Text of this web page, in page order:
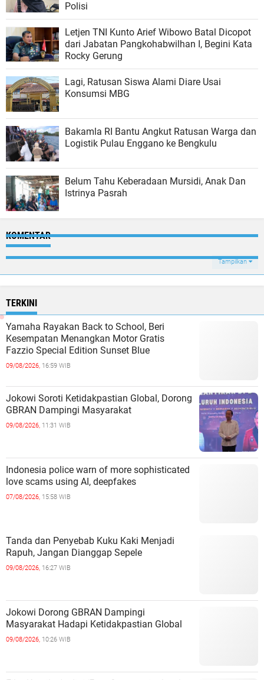
Polisi
Letjen TNI Kunto Arief Wibowo Batal Dicopot
dari Jabatan Pangkohabwilhan I, Begini Kata
Rocky Gerung
Lagi, Ratusan Siswa Alami Diare Usai
Konsumsi MBG
Bakamla RI Bantu Angkut Ratusan Warga dan
Logistik Pulau Enggano ke Bengkulu
Belum Tahu Keberadaan Mursidi, Anak Dan
Istrinya Pasrah
KOMENTAR
Tampilkan
TERKINI
Yamaha Rayakan Back to School, Beri
Kesempatan Menangkan Motor Gratis
Fazzio Special Edition Sunset Blue
09/08/2026, 16:59 WIB
Jokowi Soroti Ketidakpastian Global, Dorong
GBRAN Dampingi Masyarakat
09/08/2026, 11:31 WIB
Indonesia police warn of more sophisticated
love scams using AI, deepfakes
07/08/2026, 15:58 WIB
Tanda dan Penyebab Kuku Kaki Menjadi
Rapuh, Jangan Dianggap Sepele
09/08/2026, 16:27 WIB
Jokowi Dorong GBRAN Dampingi
Masyarakat Hadapi Ketidakpastian Global
09/08/2026, 10:26 WIB